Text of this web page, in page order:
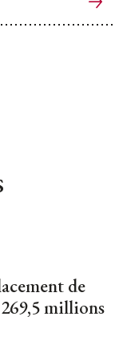
de
millions